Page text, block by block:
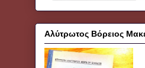
Αλύτρωτος Βόρειος